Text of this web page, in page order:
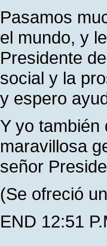
Pasamos
el mundo, y
Presidente
social y la
y espero
Y yo
maravillosa
señor
(Se ofreció
END 12:51